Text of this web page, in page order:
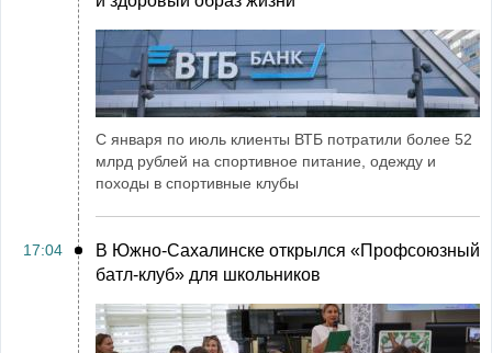
С января по июль клиенты ВТБ потратили более 52
млрд рублей на спортивное питание, одежду и
походы в спортивные клубы
17:04
В Южно-Сахалинске открылся «Профсоюзный
батл-клуб» для школьников